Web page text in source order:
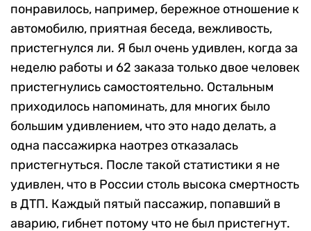
понравилось, например, бережное отношение к
автомобилю, приятная беседа, вежливость,
пристегнулся ли. Я был очень удивлен, когда за
неделю работы и 62 заказа только двое человек
пристегнулись самостоятельно. Остальным
приходилось напоминать, для многих было
большим удивлением, что это надо делать, а
одна пассажирка наотрез отказалась
пристегнуться. После такой статистики я не
удивлен, что в России столь высока смертность
в ДТП. Каждый пятый пассажир, попавший в
аварию, гибнет потому что не был пристегнут.